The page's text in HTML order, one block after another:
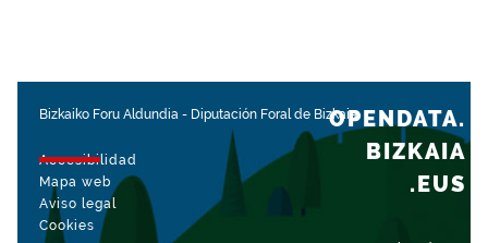
Bizkaiko Foru Aldundia - Diputación Foral de Bizkaia
Accesibilidad
Mapa web
Aviso legal
Cookies
OPENDATA.
BIZKAIA
.EUS